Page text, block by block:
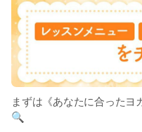
まずは《あなたに合ったヨ
🔍